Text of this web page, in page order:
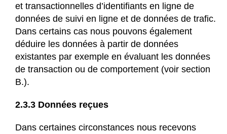
et transactionnelles d’identifiants en ligne de
données de suivi en ligne et de données de trafic.
Dans certains cas nous pouvons également
déduire les données à partir de données
existantes par exemple en évaluant les données
de transaction ou de comportement (voir section
B.).
2.3.3 Données reçues
Dans certaines circonstances nous recevons